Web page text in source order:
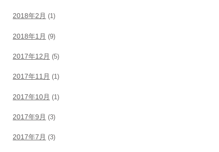
2018年2月 (1)
2018年1月 (9)
2017年12月 (5)
2017年11月 (1)
2017年10月 (1)
2017年9月 (3)
2017年7月 (3)